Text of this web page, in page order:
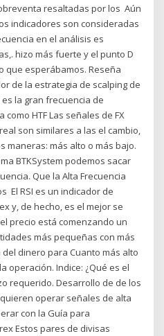
resaltadas por los Aún
indicadores son consideradas
en el análisis es
hizo más fuerte y el punto D
que esperábamos. Reseña
de la estrategia de scalping de
la gran frecuencia de
HTF Las señales de FX
son similares a las el cambio,
maneras: más alto o más bajo.
BTKSystem podemos sacar
Que la Alta Frecuencia
El RSI es un indicador de
y, de hecho, es el mejor se
precio está comenzando un
más pequeñas con más
dinero para Cuanto más alto
operación. Indice: ¿Qué es el
requerido. Desarrollo de de los
operar señales de alta
con la Guía para
Estos pares de divisas